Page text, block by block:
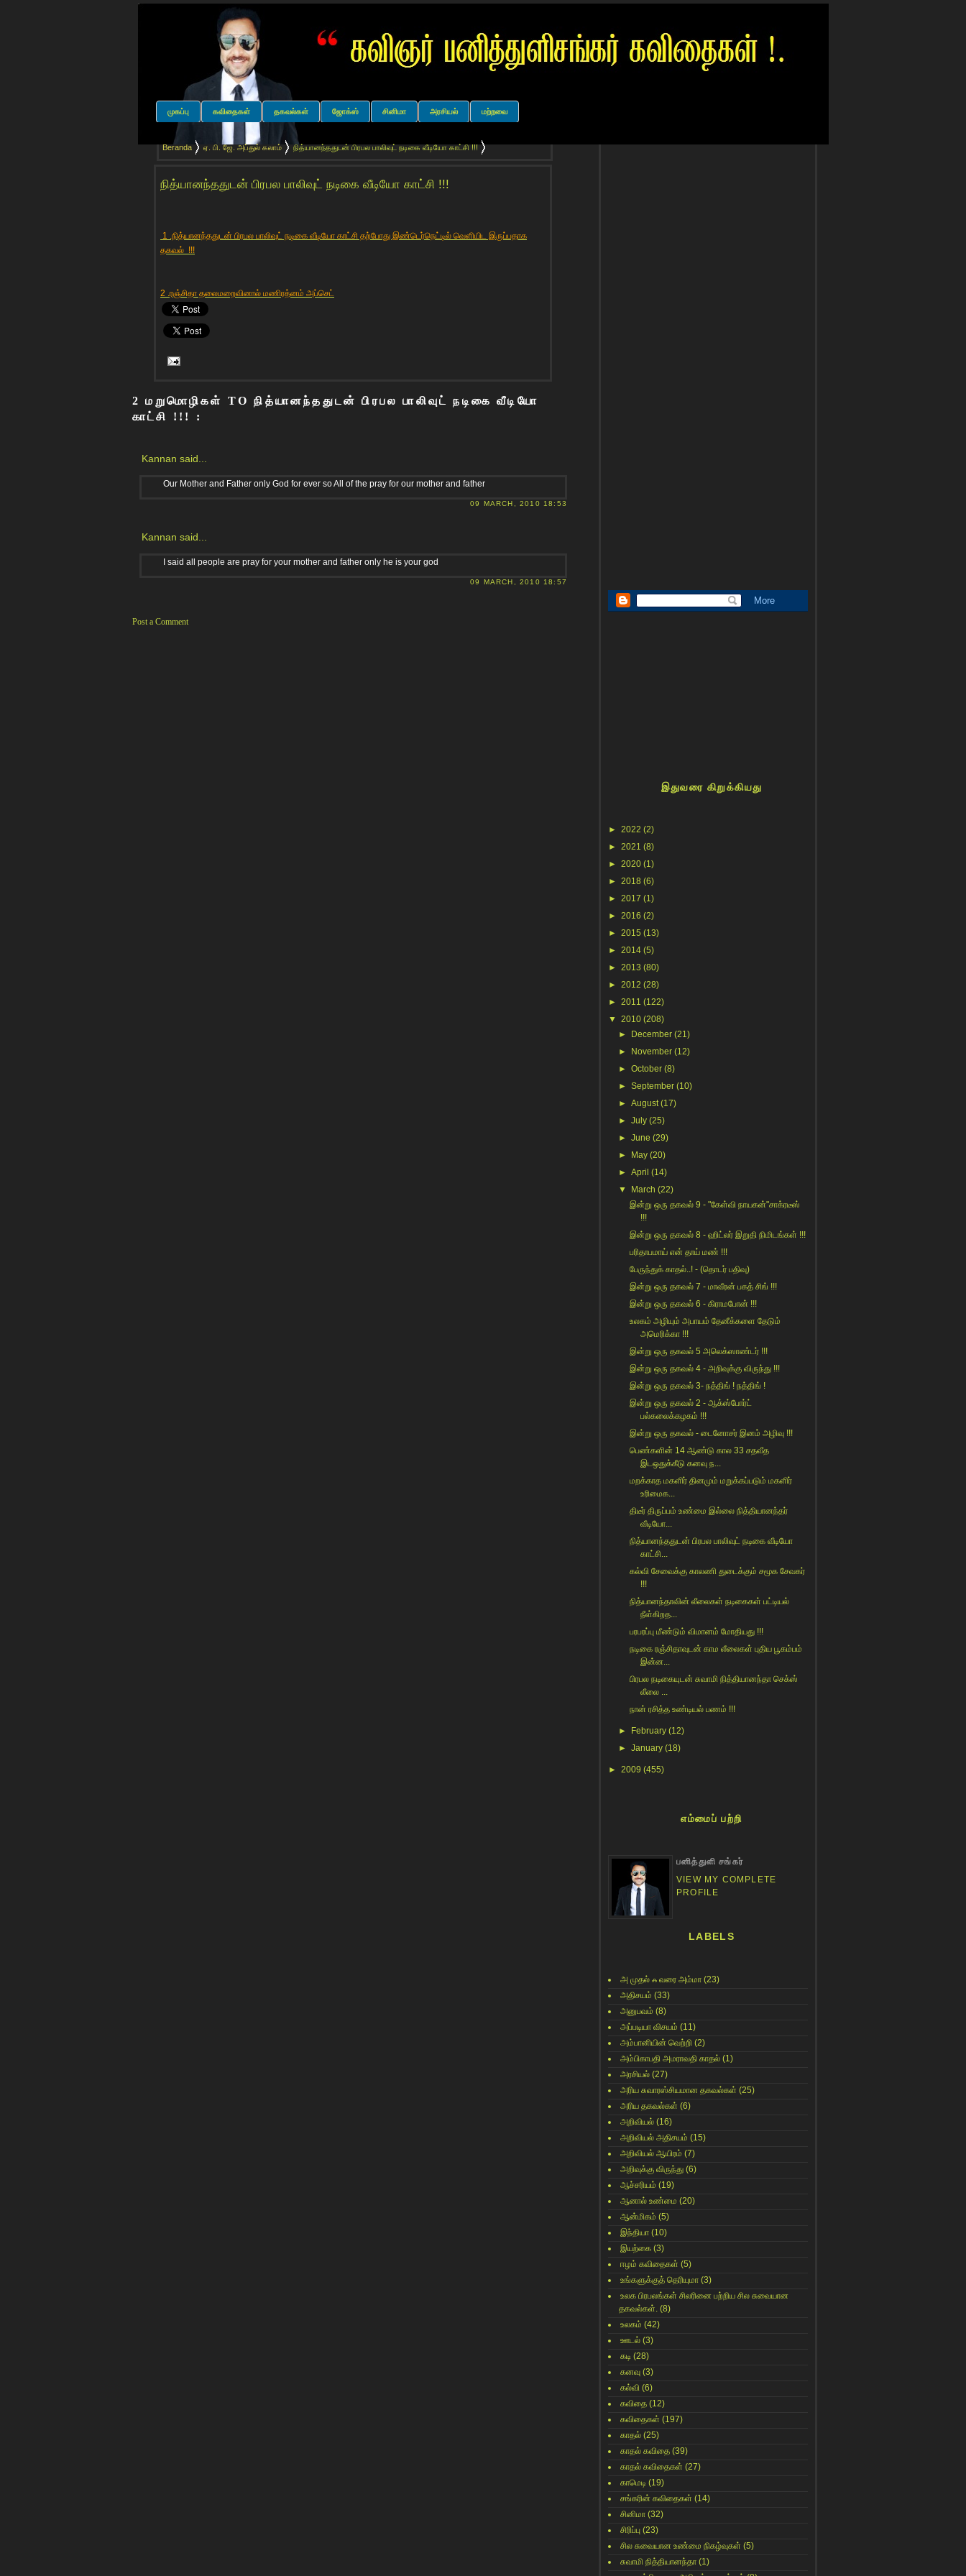
முகப்பு கவிதைகள் தகவல்கள் ஜோக்ஸ் சினிமா அரசியல் மற்றவை
Beranda ஏ. பி. ஜே. அப்துல் கலாம் நித்யானந்ததுடன் பிரபல பாலிவுட் நடிகை வீடியோ காட்சி !!!
நித்யானந்ததுடன் பிரபல பாலிவுட் நடிகை வீடியோ காட்சி !!!
1 .நித்யானந்ததுடன் பிரபல பாலிவுட் நடிகை வீடியோ காட்சி தற்போது இண்டெர்நெட்டில் வெளியிட இருப்பதாக
தகவல் !!!
2 .ரஞ்சிதா தலைமறைவினால் மணிரத்னம் அப்செட்
2 மறுமொழிகள் TO நித்யானந்ததுடன் பிரபல பாலிவுட் நடிகை வீடியோ
காட்சி !!! :
Kannan said...
Our Mother and Father only God for ever so All of the pray for our mother and father
09 MARCH, 2010 18:53
Kannan said...
I said all people are pray for your mother and father only he is your god
09 MARCH, 2010 18:57
Post a Comment
இதுவரை கிறுக்கியது
► 2022 (2)
► 2021 (8)
► 2020 (1)
► 2018 (6)
► 2017 (1)
► 2016 (2)
► 2015 (13)
► 2014 (5)
► 2013 (80)
► 2012 (28)
► 2011 (122)
▼ 2010 (208)
►
December (21)
►
November (12)
►October (8)
►September (10)
►August (17)
►July (25)
►June (29)
►
May (20)
►April (14)
▼
March (22)
இன்று ஒரு தகவல் 9 - "கேள்வி நாயகன்"சாக்ரடீஸ்
!!!
இன்று ஒரு தகவல் 8 - ஹிட்லர் இறுதி நிமிடங்கள் !!!
பரிதாபமாய் என் தாய் மண் !!!
பேருந்துக் காதல்..! - (தொடர் பதிவு)
இன்று ஒரு தகவல் 7 - மாவீரன் பகத் சிங் !!!
இன்று ஒரு தகவல் 6 - கிராமபோன் !!!
உலகம் அழியும் அபாயம் தேனீக்களை தேடும்
அமெரிக்கா !!!
இன்று ஒரு தகவல் 5 அலெக்ஸாண்டர் !!!
இன்று ஒரு தகவல் 4 - அறிவுக்கு விருந்து !!!
இன்று ஒரு தகவல் 3- நத்திங் ! நத்திங் !
இன்று ஒரு தகவல் 2 - ஆக்ஸ்போர்ட்
பல்கலைக்கழகம் !!!
இன்று ஒரு தகவல் - டைனோசர் இனம் அழிவு !!!
பெண்களின் 14 ஆண்டு கால 33 சதவீத
இடஒதுக்கீடு கனவு ந...
மறக்காத மகளிர் தினமும் மறுக்கப்படும் மகளிர்
உரிமைக...
திடீர் திருப்பம் உண்மை இல்லை நித்தியானந்தர்
வீடியோ...
நித்யானந்ததுடன் பிரபல பாலிவுட் நடிகை வீடியோ
காட்சி...
கல்வி சேவைக்கு காலணி துடைக்கும் சமூக சேவகர்
!!!
நித்யானந்தாவின் லீலைகள் நடிகைகள் பட்டியல்
நீள்கிறத...
பரபரப்பு மீண்டும் விமானம் மோதியது !!!
நடிகை ரஞ்சிதாவுடன் காம லீலைகள் புதிய பூகம்பம்
இன்ன...
பிரபல நடிகையுடன் சுவாமி நித்தியானந்தா செக்ஸ்
லீலை ...
நான் ரசித்த உண்டியல் பணம் !!!
► February (12)
►January (18)
► 2009 (455)
எம்மைப் பற்றி
பனித்துளி சங்கர்
VIEW MY COMPLETE
PROFILE
LABELS
அ முதல் ஃ வரை அம்மா (23)
அதிசயம் (33)
அனுபவம் (8)
அப்படியா விசயம் (11)
அம்பானியின் வெற்றி (2)
அம்பிகாபதி அமராவதி காதல் (1)
அரசியல் (27)
அரிய சுவாரஸ்சியமான தகவல்கள் (25)
அரிய தகவல்கள் (6)
அறிவியல் (16)
அறிவியல் அதிசயம் (15)
அறிவியல் ஆயிரம் (7)
அறிவுக்கு விருந்து (6)
ஆச்சரியம் (19)
ஆனால் உண்மை (20)
ஆன்மிகம் (5)
இந்தியா (10)
இயற்கை (3)
ஈழம் கவிதைகள் (5)
உங்களுக்குத் தெரியுமா (3)
உலக பிரபலங்கள் சிலரினை பற்றிய சில சுவையான
தகவல்கள். (8)
உலகம் (42)
ஊடல் (3)
கடி (28)
கனவு (3)
கல்வி (6)
கவிதை (12)
கவிதைகள் (197)
காதல் (25)
காதல் கவிதை (39)
காதல் கவிதைகள் (27)
காமெடி (19)
சங்கரின் கவிதைகள் (14)
சினிமா (32)
சிரிப்பு (23)
சில சுவையான உண்மை நிகழ்வுகள் (5)
சுவாமி நித்தியானந்தா (1)